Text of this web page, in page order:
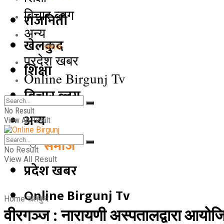
राजनिती
खेलकुद
शिक्षा
बिचार ब्लग
अन्य
समाज
प्रदेश खबर
Online Birgunj Tv
बिचार ब्लग
अन्य
समाज
प्रदेश खबर
Online Birgunj Tv
No Result
View All Result
No Result
View All Result
Home खेलकुद
वीरगञ्ज : नारायणी अस्पतालद्वारा